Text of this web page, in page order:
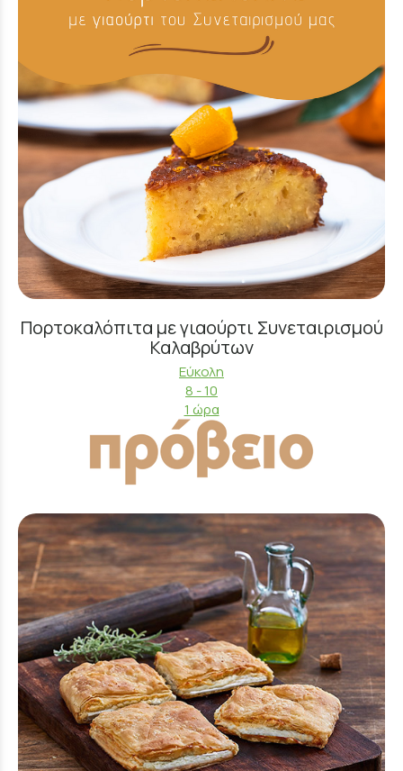
Πορτοκαλόπιτα με γιαούρτι Συνεταιρισμού
Καλαβρύτων
Εύκολη
8 - 10
1 ώρα